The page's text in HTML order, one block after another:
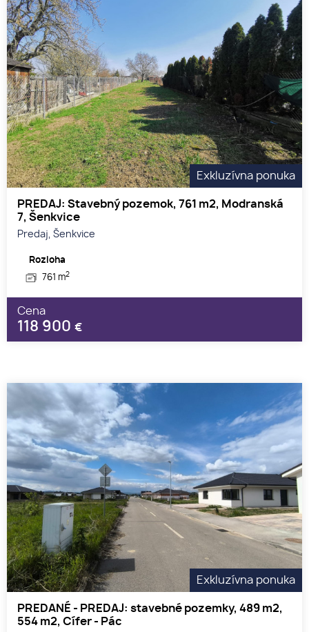
Exkluzívna ponuka
PREDAJ: Stavebný pozemok, 761 m2, Modranská
7, Šenkvice
Predaj, Šenkvice
Rozloha
761 m2
Cena
118 900 €
Exkluzívna ponuka
PREDANÉ - PREDAJ: stavebné pozemky, 489 m2,
554 m2, Cífer - Pác